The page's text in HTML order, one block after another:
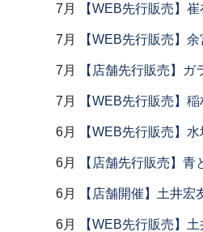
7月 【WEB先行販売】
7月 【WEB先行販売】
7月 【店舗先行販売】ガ
7月 【WEB先行販売】
6月 【WEB先行販売】
6月 【店舗先行販売】青
6月 【店舗開催】土井宏
6月 【WEB先行販売】